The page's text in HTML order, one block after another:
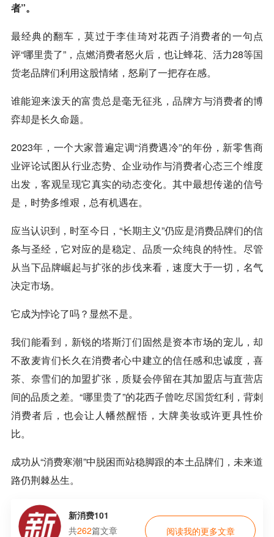
者”。
最经典的翻车，莫过于李佳琦对花西子消费者的一句点
评“哪里贵了”，点燃消费者怒火后，也让蜂花、活力28等国
货老品牌们利用这股情绪，怒刷了一把存在感。
谁能迎来泼天的富贵总是毫无征兆，品牌方与消费者的博
弈却是长久命题。
2023年，一个大家普遍定调“消费遇冷”的年份，新零售商
业评论试图从行业态势、企业动作与消费者心态三个维度
出发，客观呈现它真实的动态变化。其中最想传递的信号
是，时势多维艰，总有机遇在。
应当认识到，时至今日，“长期主义”仍应是消费品牌们的信
条与圣经，它对应的是稳定、品质一众纯良的特性。尽管
从当下品牌崛起与扩张的步伐来看，速度大于一切，名气
决定市场。
它成为悖论了吗？显然不是。
我们能看到，新锐的塔斯汀们固然是资本市场的宠儿，却
不敌麦肯们长久在消费者心中建立的信任感和忠诚度，喜
茶、奈雪们的加盟扩张，质疑会停留在其加盟店与直营店
间的品质之差。“哪里贵了”的花西子曾吃尽国货红利，背刺
消费者后，也会让人幡然醒悟，大牌美妆或许更具性价
比。
成功从“消费寒潮”中脱困而站稳脚跟的本土品牌们，未来道
路仍荆棘丛生。
新消费101
共262篇文章 阅读我的更多文章